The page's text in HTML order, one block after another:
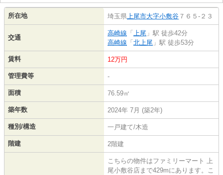
所在地 埼玉県上尾市大字小敷谷 ７６５-２３
交通
高崎線 「 上尾 」駅 徒歩42分
高崎線 「 北上尾 」駅 徒歩53分
賃料 12万円
管理費等 -
面積 76.59㎡
築年数 2024年 7月 (築2年)
種別/構造 一戸建て/木造
階建 2階建
こちらの物件はファミリーマート 上
尾小敷谷店まで429mにあります。こ